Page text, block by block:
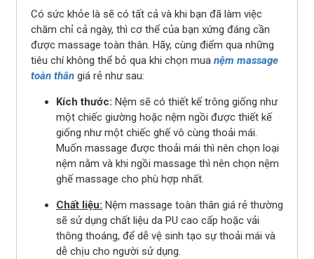
Có sức khỏe là sẽ có tất cả và khi bạn đã làm việc
chăm chỉ cả ngày, thì cơ thể của bạn xứng đáng cần
được massage toàn thân. Hãy, cùng điểm qua những
tiêu chí không thể bỏ qua khi chọn mua nệm massage
toàn thân giá rẻ như sau:
Kích thước: Nệm sẽ có thiết kế trông giống như
một chiếc giường hoặc nệm ngồi được thiết kế
giống như một chiếc ghế vô cùng thoải mái.
Muốn massage được thoải mái thì nên chọn loại
nệm nằm và khi ngồi massage thì nên chọn nệm
ghế massage cho phù hợp nhất.
Chất liệu: Nệm massage toàn thân giá rẻ thường
sẽ sử dụng chất liệu da PU cao cấp hoặc vải
thông thoáng, để dễ vệ sinh tạo sự thoải mái và
dễ chịu cho người sử dụng.